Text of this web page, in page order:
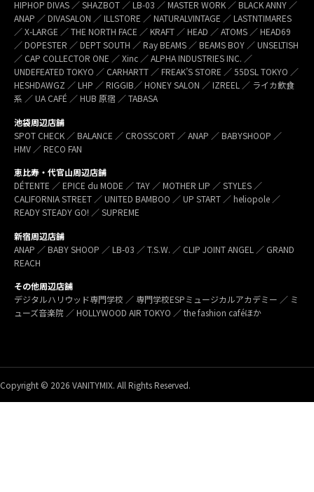
HIPHOP DIVAS ／ SHAZBOT ／ LB-03 ／ MASTER WORK ／ BLACK ANNY ／
ANAP ／ DIVASALON ／ ILLSTORE ／ NATURALVINTAGE ／ LASTNTIMARES
／ X-LARGE ／ THE NORTH FACE ／ KRAFT ／ HEAD ／ ATOMS ／ HEAD69
／ DOPESTER ／ DEPT SOUTH ／ Ray BEAMS ／ BEAMS BOY ／ UNSELTISH
／ CAP COLLECTOR ONE ／ Xinc ／ ALPHA INDUSTRIES INC. ／
UNDEFEATED TOKYO ／ CARHARTT ／ FREAK’S STORE ／ 55DSL TOKYO ／
HESHDAWGZ ／ LHP ／ RIGGIB／ HONEY SALON ／ IZREEL ／ ライカ飲食
系 ／ UA CAFÉ ／ HUB 原宿 ／ TABASA
池袋周辺店舗
SPOT CHECK ／ BALANCE ／ CROSSCORT ／ ANAP ／ BABYSHOOP ／
HMV ／ RECO FAN
恵比寿・代官山周辺店舗
DÉTENTE ／ EPICE du MODE ／ TAY ／ MOTHER LIP ／ STYLES ／
CALIFORNIA STREET ／ UNITED BAMBOO ／ UP START ／ heliopole ／
READY STEADY GO! ／ SUPREME
新宿周辺店舗
ANAP ／ BABY SHOOP ／ LB-03 ／ T.S.W. ／ CLIP JOINT ANGEL ／ GRAND
REACH
その他周辺店舗
デジタルハリウッド専門学校 ／ 専門学校ESPミュージカルアカデミー ／ ミ
ューズ音楽院 ／ HOLLYWOOD AIR TOKYO ／ the fashion caféほか
Copyright © 2026 VANITYMIX. All Rights Reserved.